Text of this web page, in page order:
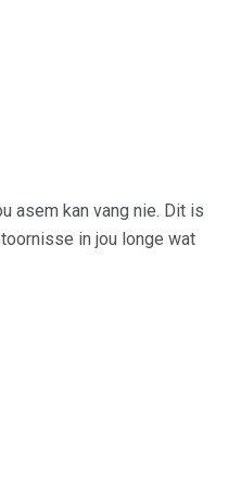
asem kan vang nie. Dit is
in jou longe wat